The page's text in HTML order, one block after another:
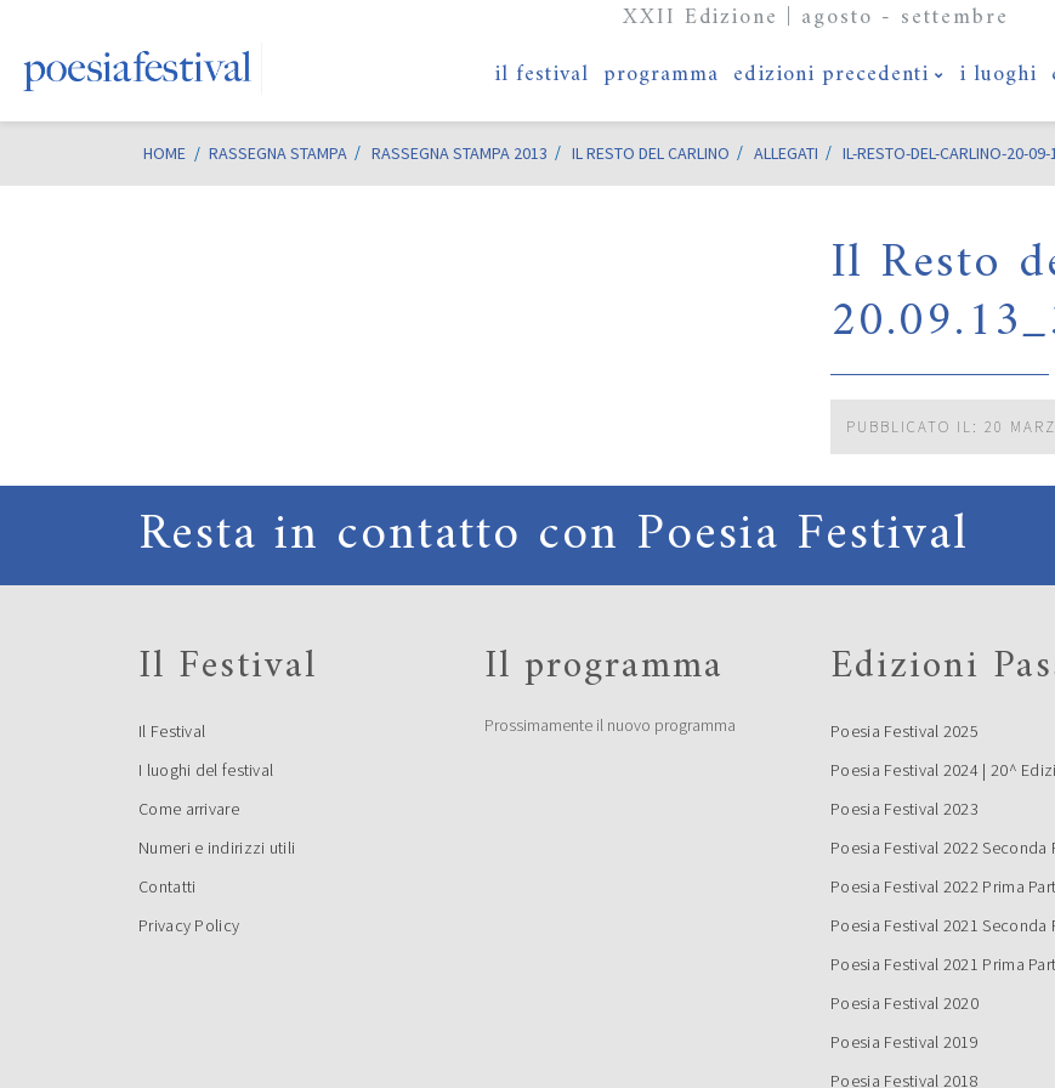
XXII Edizione | agosto - settembre
il festival programma edizioni precedenti i luoghi
HOME / RASSEGNA STAMPA RASSEGNA STAMPA 2013 IL RESTO DEL CARLINO ALLEGATI IL-RESTO-DEL-CARLINO-20-
Il Resto
PUBBLICATO IL: 20
Resta in contatto con Poesia Festival
Il Festival
Il Festival
I luoghi del festival
Come arrivare
Numeri e indirizzi utili
Contatti
Privacy Policy
Il programma
Prossimamente il nuovo programma
Edizioni
Poesia Festival 2025
Poesia Festival 2024 | 20^
Poesia Festival 2023
Poesia Festival 2022 Seconda
Poesia Festival 2022 Prima
Poesia Festival 2021 Seconda
Poesia Festival 2021 Prima
Poesia Festival 2020
Poesia Festival 2019
Poesia Festival 2018